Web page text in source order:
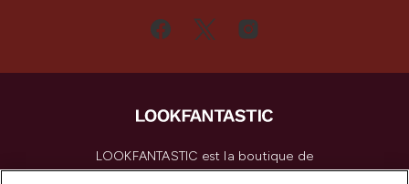
LOOKFANTASTIC est la boutique de
beauté incontournable en Europe,